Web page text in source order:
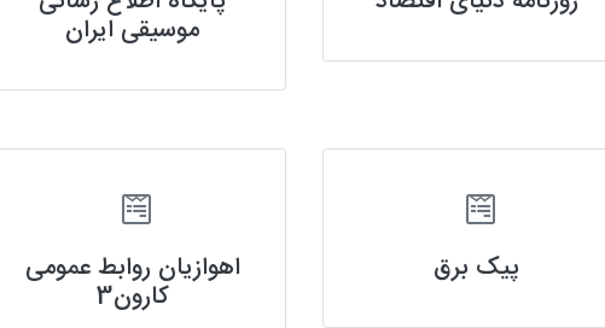
موسیقی ایران
پیک برق اهوازیان روابط عمومی
کارون3